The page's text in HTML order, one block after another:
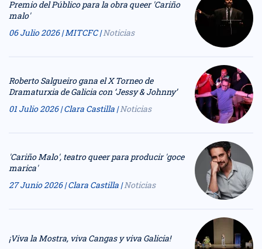
Premio del Público para la obra queer 'Cariño
malo'
06 Julio 2026| MITCFC |Noticias
Roberto Salgueiro gana el X Torneo de
Dramaturxia de Galicia con ‘Jessy & Johnny’
01 Julio 2026| Clara Castilla |Noticias
'Cariño Malo', teatro queer para producir 'goce
marica'
27 Junio 2026| Clara Castilla |Noticias
¡Viva la Mostra, viva Cangas y viva Galicia!